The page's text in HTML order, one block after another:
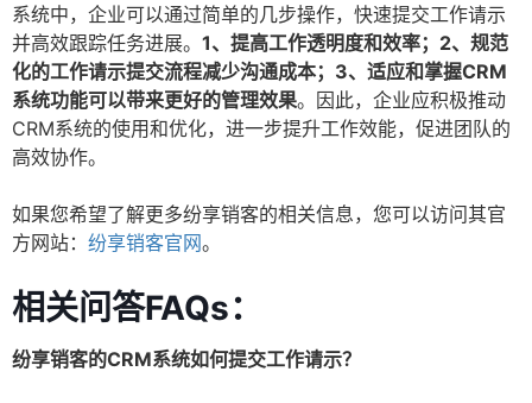
系统中，企业可以通过简单的几步操作，快速提交工作请示
并高效跟踪任务进展。 1、提高工作透明度和效率；2、规范
化的工作请示提交流程减少沟通成本；3、适应和掌握CRM
系统功能可以带来更好的管理效果。因此，企业应积极推动
CRM系统的使用和优化，进一步提升工作效能，促进团队的
高效协作。
如果您希望了解更多纷享销客的相关信息，您可以访问其官
方网站： 纷享销客官网。
相关问答FAQs：
纷享销客的CRM系统如何提交工作请示？